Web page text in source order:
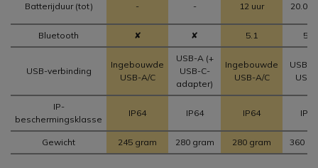
Batterijduur (tot) - - 12 uur 20.00
Bluetooth ✘ ✘ 5.1 5.1
USB-verbinding
Ingebouwde
USB-A/C
USB-A (+
USB-C-
adapter)
Ingebouwde
USB-A/C
USB-
USB-
IP-
beschermingsklasse
IP64 IP64 IP64 IP64
Gewicht 245 gram 280 gram 280 gram 360